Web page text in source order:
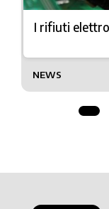
I rifiuti
NEWS